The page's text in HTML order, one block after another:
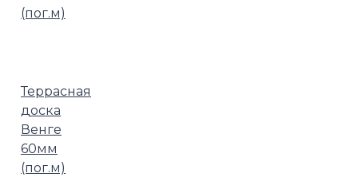
Террасная
доска
Венге
60мм
(пог.м)